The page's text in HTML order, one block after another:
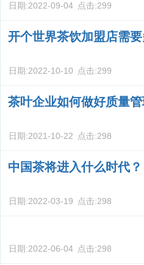
日期:2022-09-04 点击:299
开个世界茶饮加盟店需
日期:2022-10-10 点击:299
茶叶企业如何做好质量管
日期:2021-10-22 点击:298
中国茶将进入什么时代？
日期:2022-03-19 点击:298
日期:2022-06-04 点击:298